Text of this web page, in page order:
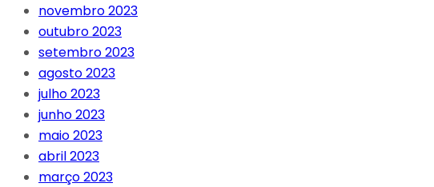
novembro 2023
outubro 2023
setembro 2023
agosto 2023
julho 2023
junho 2023
maio 2023
abril 2023
março 2023